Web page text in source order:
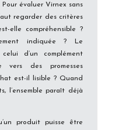
évaluer Virnex sans
regarder des critères
elle compréhensible ?
indiquée ? Le
d’un complément
vers des promesses
est-il lisible ? Quand
l’ensemble paraît déjà
produit puisse être